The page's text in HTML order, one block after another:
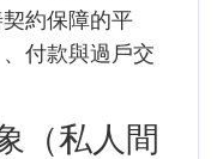
約保障的平
付款與過戶交
（私人間